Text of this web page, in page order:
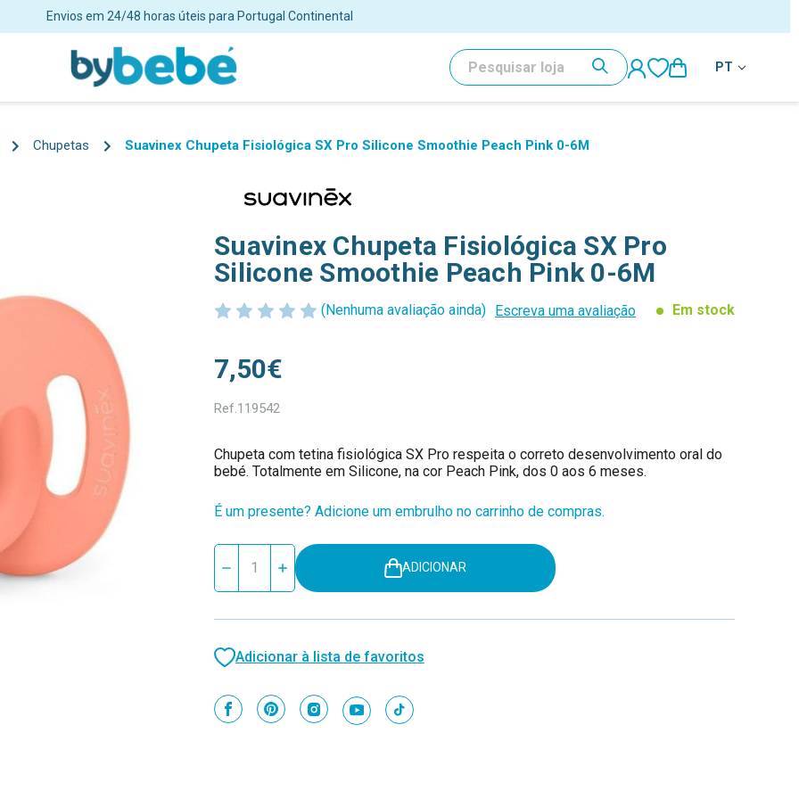
Envios em 24/48 horas úteis para Portugal Continental
PESQUISAR
PT
Chupetas Suavinex Chupeta Fisiológica SX Pro Silicone Smoothie Peach Pink 0-6M
Suavinex Chupeta Fisiológica SX Pro
Silicone Smoothie Peach Pink 0-6M
(Nenhuma avaliação ainda) Escreva uma avaliação Em stock
7,50€
Ref.119542
Chupeta com tetina fisiológica SX Pro respeita o correto desenvolvimento oral do
bebé. Totalmente em Silicone, na cor Peach Pink, dos 0 aos 6 meses.
É um presente? Adicione um embrulho no carrinho de compras.
Stock
Reduzir
de
Chupeta
SX
Pro
Smoothie
Peach
Pink
Aumentar
quantidade
de
Chupeta
SX
Pro
Smoothie
Peach
Pink
ADICIONAR
Adicionar à lista de favoritos